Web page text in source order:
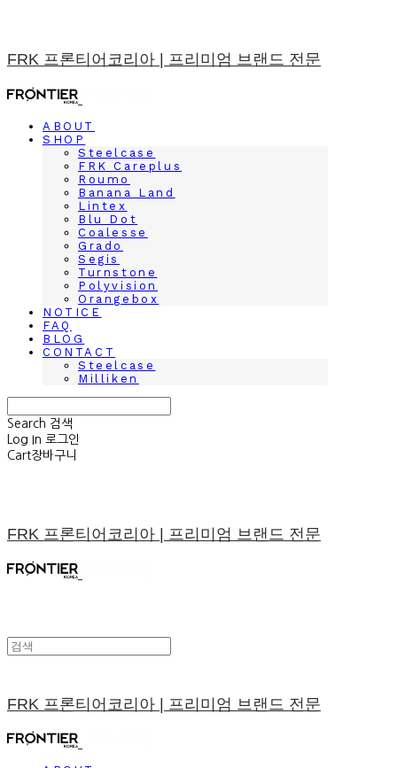
FRK 프론티어코리아 | 프리미엄 브랜드 전문
ABOUT
SHOP
Steelcase
FRK Careplus
Roumo
Banana Land
Lintex
Blu Dot
Coalesse
Grado
Segis
Turnstone
Polyvision
Orangebox
NOTICE
FAQ
BLOG
CONTACT
Steelcase
Milliken
Search 검색
Log In 로그인
Cart장바구니
FRK 프론티어코리아 | 프리미엄 브랜드 전문
FRK 프론티어코리아 | 프리미엄 브랜드 전문